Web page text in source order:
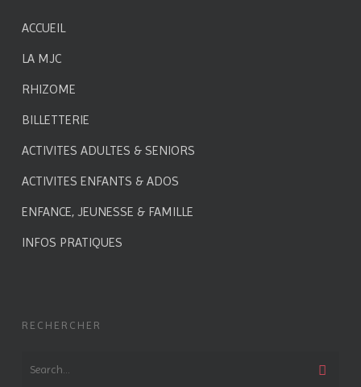
ACCUEIL
LA MJC
RHIZOME
BILLETTERIE
ACTIVITES ADULTES & SENIORS
ACTIVITES ENFANTS & ADOS
ENFANCE, JEUNESSE & FAMILLE
INFOS PRATIQUES
RECHERCHER